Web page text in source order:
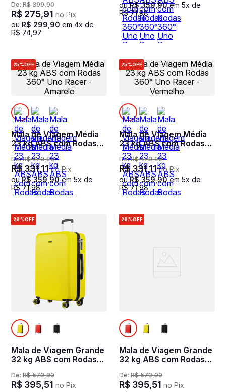
Vermelho
De: R$ 399,90
R$ 275,91 no Pix
ou R$ 299 90 em 4x de
R$ 74 97
ouR$ 359,90em 5x de
R$ 71,98
25%OFF
Mala de Viagem Média
23 kg ABS com Rodas
360° Uno Racer -
Amarelo
De:R$ 479,90
R$ 331,11no Pix
ouR$ 359,90em 5x de
R$ 71,98
25%OFF
Mala de Viagem Média
23 kg ABS com Rodas
360° Uno Racer -
Vermelho
De:R$ 479,90
R$ 331,11no Pix
ouR$ 359,90em 5x de
R$ 71,98
26%OFF
Mala de Viagem Grande
32 kg ABS com Rodas
Amarelo
De: R$ 579,90
R$ 395,51 no Pix
26%OFF
Mala de Viagem Grande
32 kg ABS com Rodas
Vermelho
De: R$ 579,90
R$ 395,51 no Pix